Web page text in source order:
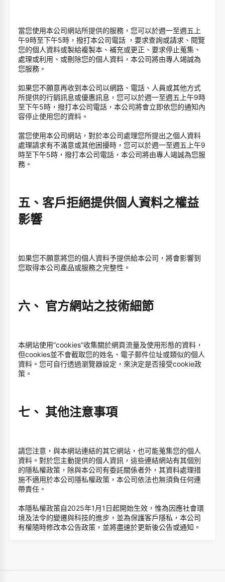
當您使用本公司網站所提供的服務，您可以於週一至週五上
午9時至下午5時，撥打本公司電話 ，要求查詢或請求、閱覽
您的個人資料或製給複製本、補充或更正、要求停止蒐集、
處理或利用、或刪除您的個人資料，本公司將由專人竭誠為
您服務。
如果您不願意再收到本公司以網路、電話、人員或其他方式
所提供的行銷訊息或優惠訊息，您可以於週一至週五上午9時
至下午5時，撥打本公司電話，本公司將會立即依您的通知內
容停止使用您的資料。
當您使用本公司網站，對於本公司處理您所提出之個人資料
處理請求有不滿意或其他困擾時，您可以於週一至週五上午9
時至下午5時，撥打本公司電話，本公司將由專人竭誠為您服
務。
五、客戶拒絕提供個人資料之權益
影響
如果您不願意將您的個人資料予提供給本公司，將會影響到
您取得本公司產品或服務之完整性。
六、 官方網站之技術細節
本網站使用”cookies”收集關於網頁流量及使用形態的資料，
但cookies並不會截取您的姓名、電子郵件位址或類似的個人
資料。您可自行透過瀏覽器設定，來決定是否接受cookie政
策。
七、 其他注意事項
請您注意，與本網站連結的其它網站，也可能蒐集您的個人
資料。對於您主動提供的個人資訊，這些連結網站有其個別
的隱私權政策，除與本公司有委託關係者外，其資料處理措
施不適用於本公司隱私權政策，本公司依法也無須負任何連
帶責任。
本隱私權政策自2025年1月1日起開始生效，惟為因應社會環
境及法令的變遷與科技的進步，並為保護客戶隱私，本公司
有權隨時修改本公告政策，並將盡速於更新後公告或通知。